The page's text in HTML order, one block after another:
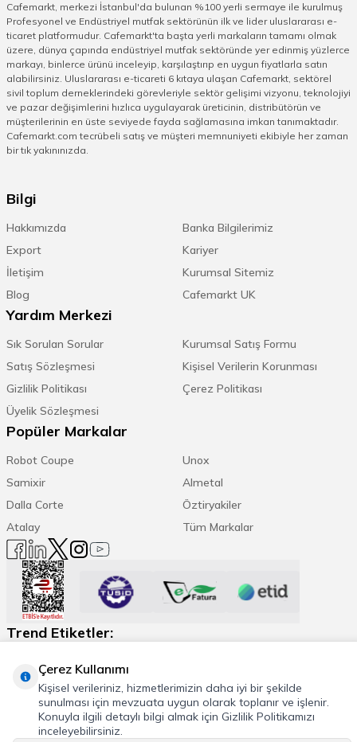
Cafemarkt, merkezi İstanbul'da bulunan %100 yerli sermaye ile kurulmuş
Profesyonel ve Endüstriyel mutfak sektörünün ilk ve lider uluslararası e-
ticaret platformudur. Cafemarkt'ta başta yerli markaların tamamı olmak
üzere, dünya çapında endüstriyel mutfak sektöründe yer edinmiş yüzlerce
markayı, binlerce ürünü inceleyip, karşılaştırıp en uygun fiyatlarla satın
alabilirsiniz. Uluslararası e-ticareti 6 kıtaya ulaşan Cafemarkt, sektörel
sivil toplum derneklerindeki görevleriyle sektör gelişimi vizyonu, teknolojiyi
ve pazar değişimlerini hızlıca uygulayarak üreticinin, distribütörün ve
müşterilerinin en üste seviyede fayda sağlamasına imkan tanımaktadır.
Cafemarkt.com tecrübeli satış ve müşteri memnuniyeti ekibiyle her zaman
bir tık yakınınızda.
Bilgi
Hakkımızda
Banka Bilgilerimiz
Export
Kariyer
İletişim
Kurumsal Sitemiz
Blog
Cafemarkt UK
Yardım Merkezi
Sık Sorulan Sorular
Kurumsal Satış Formu
Satış Sözleşmesi
Kişisel Verilerin Korunması
Gizlilik Politikası
Çerez Politikası
Üyelik Sözleşmesi
Popüler Markalar
Robot Coupe
Unox
Samixir
Almetal
Dalla Corte
Öztiryakiler
Atalay
Tüm Markalar
Trend Etiketler:
Espresso Makinesi Kahve Öğütücü
Çerez Kullanımı
Kişisel verileriniz, hizmetlerimizin daha iyi bir şekilde
sunulması için mevzuata uygun olarak toplanır ve işlenir.
Konuyla ilgili detaylı bilgi almak için Gizlilik Politikamızı
inceleyebilirsiniz.